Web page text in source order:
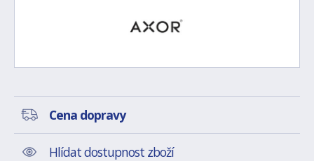
Cena dopravy
Hlídat dostupnost zboží